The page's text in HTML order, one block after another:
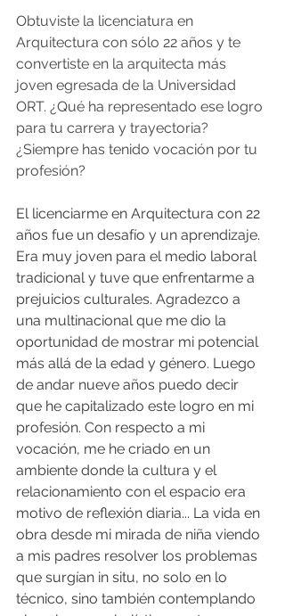
Obtuviste la licenciatura en
Arquitectura con sólo 22 años y te
convertiste en la arquitecta más
joven egresada de la Universidad
ORT. ¿Qué ha representado ese logro
para tu carrera y trayectoria?
¿Siempre has tenido vocación por tu
profesión?
El licenciarme en Arquitectura con 22
años fue un desafío y un aprendizaje.
Era muy joven para el medio laboral
tradicional y tuve que enfrentarme a
prejuicios culturales. Agradezco a
una multinacional que me dio la
oportunidad de mostrar mi potencial
más allá de la edad y género. Luego
de andar nueve años puedo decir
que he capitalizado este logro en mi
profesión. Con respecto a mi
vocación, me he criado en un
ambiente donde la cultura y el
relacionamiento con el espacio era
motivo de reflexión diaria... La vida en
obra desde mi mirada de niña viendo
a mis padres resolver los problemas
que surgían in situ, no solo en lo
técnico, sino también contemplando